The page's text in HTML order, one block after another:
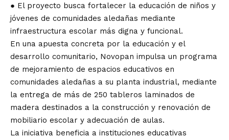
● El proyecto busca fortalecer la educación de niños y
jóvenes de comunidades aledañas mediante
infraestructura escolar más digna y funcional.
En una apuesta concreta por la educación y el
desarrollo comunitario, Novopan impulsa un programa
de mejoramiento de espacios educativos en
comunidades aledañas a su planta industrial, mediante
la entrega de más de 250 tableros laminados de
madera destinados a la construcción y renovación de
mobiliario escolar y adecuación de aulas.
La iniciativa beneficia a instituciones educativas